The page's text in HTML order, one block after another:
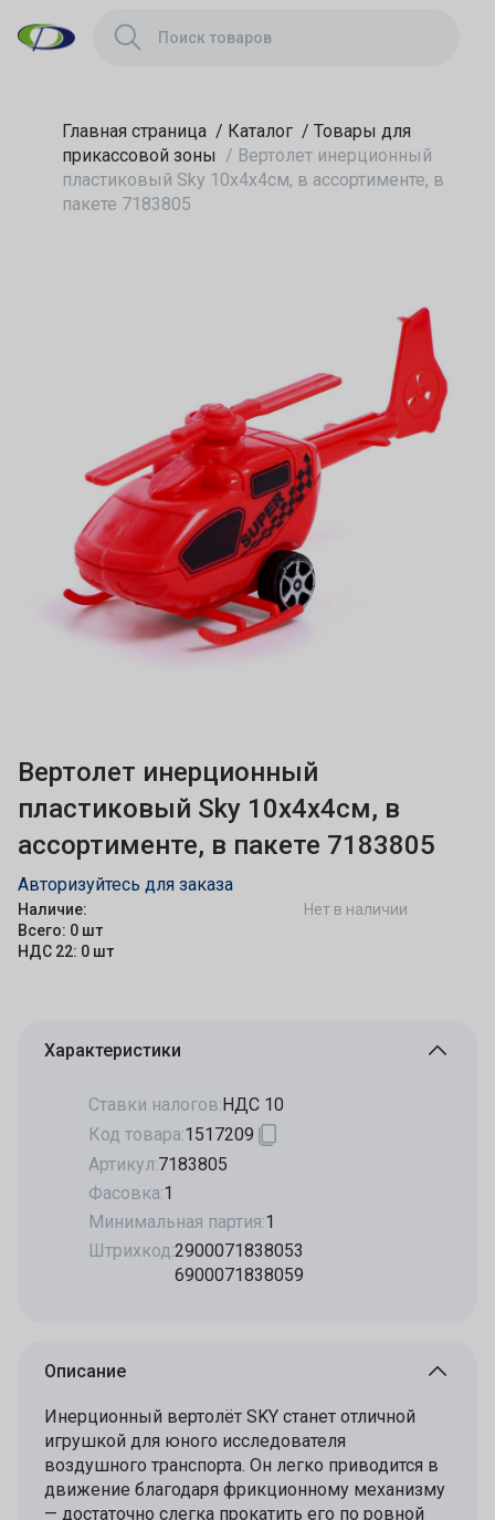
Главная страница / Каталог / Товары для
прикассовой зоны / Вертолет инерционный
пластиковый Sky 10х4х4см, в ассортименте, в
пакете 7183805
Вертолет инерционный
пластиковый Sky 10х4х4см, в
ассортименте, в пакете 7183805
Авторизуйтесь для заказа
Наличие:
Всего: 0 шт
НДС 22: 0 шт
Нет в наличии
Характеристики
Ставки налогов:НДС 10
Код товара:1517209
Артикул:7183805
Фасовка:1
Минимальная партия:1
Штрихкод:2900071838053
6900071838059
Описание
Инерционный вертолёт SKY станет отличной
игрушкой для юного исследователя
воздушного транспорта. Он легко приводится в
движение благодаря фрикционному механизму
— достаточно слегка прокатить его по ровной
пакете 7183805